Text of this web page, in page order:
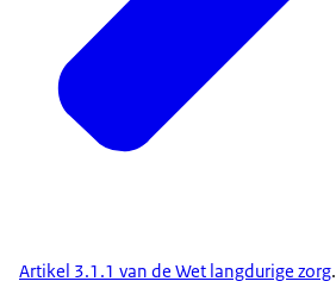
Artikel 3.1.1 van de Wet langdurige zorg.